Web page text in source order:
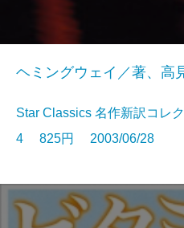
ヘミングウェイ／著、高
Star Classics 名作新訳コ
4 825円 2003/06/28